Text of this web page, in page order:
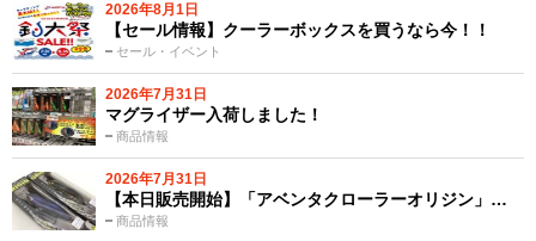
2026年8月1日
セール・イベント
【セール情報】クーラーボックスを買うなら今！！
2026年7月31日
商品情報
マグライザー入荷しました！
2026年7月31日
商品情報
【本日販売開始】「アベンタクローラーオリジン」…